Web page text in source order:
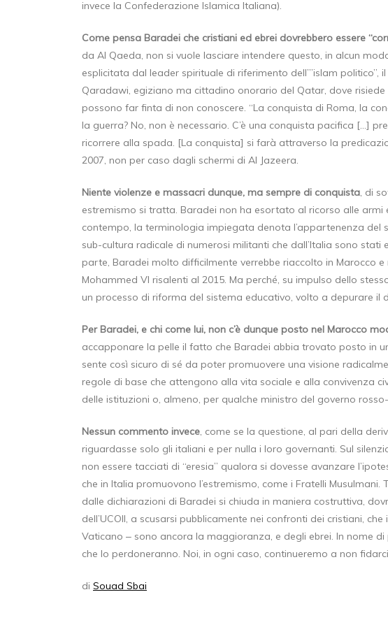
invece la Confederazione Islamica Italiana).
Come pensa Baradei che cristiani ed ebrei dovrebbero essere
da Al Qaeda, non si vuole lasciare intendere questo, in alcun
esplicitata dal leader spirituale di riferimento dell’”islam politico”,
Qaradawi, egiziano ma cittadino onorario del Qatar, dove risiede
possono far finta di non conoscere. “La conquista di Roma, la
la guerra? No, non è necessario. C’è una conquista pacifica […]
ricorrere alla spada. [La conquista] si farà attraverso la
2007, non per caso dagli schermi di Al Jazeera.
Niente violenze e massacri dunque, ma sempre di conquista, di
estremismo si tratta. Baradei non ha esortato al ricorso alle armi
contempo, la terminologia impiegata denota l’appartenenza del
sub-cultura radicale di numerosi militanti che dall’Italia sono stati
parte, Baradei molto difficilmente verrebbe riaccolto in Marocco
Mohammed VI risalenti al 2015. Ma perché, su impulso dello
un processo di riforma del sistema educativo, volto a depurare il
Per Baradei, e chi come lui, non c’è dunque posto nel Marocco
accapponare la pelle il fatto che Baradei abbia trovato posto in
sente così sicuro di sé da poter promuovere una visione
regole di base che attengono alla vita sociale e alla convivenza
delle istituzioni o, almeno, per qualche ministro del governo
Nessun commento invece, come se la questione, al pari della
riguardasse solo gli italiani e per nulla i loro governanti. Sul
non essere tacciati di “eresia” qualora si dovesse avanzare
che in Italia promuovono l’estremismo, come i Fratelli
dalle dichiarazioni di Baradei si chiuda in maniera costruttiva,
dell’UCOII, a scusarsi pubblicamente nei confronti dei cristiani,
Vaticano ‒ sono ancora la maggioranza, e degli ebrei. In nome
che lo perdoneranno. Noi, in ogni caso, continueremo a non
di Souad Sbai